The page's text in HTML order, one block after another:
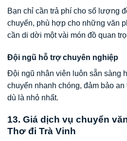
Bạn chỉ cần trả phí cho số lượng
chuyển, phù hợp cho những văn
cần di dời một vài món đồ quan
Đội ngũ hỗ trợ chuyên nghiệp
Đội ngũ nhân viên luôn sẵn sàng
chuyển nhanh chóng, đảm bảo
dù là nhỏ nhất.
13. Giá dịch vụ chuyển
Thơ đi Trà Vinh